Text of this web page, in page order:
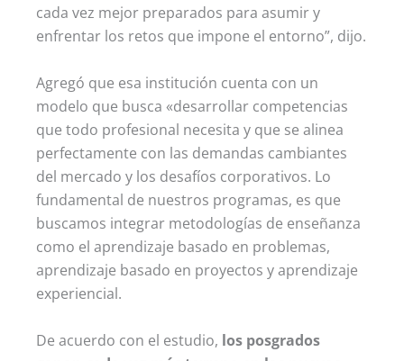
cada vez mejor preparados para asumir y
enfrentar los retos que impone el entorno”, dijo.
Agregó que esa institución cuenta con un
modelo que busca «desarrollar competencias
que todo profesional necesita y que se alinea
perfectamente con las demandas cambiantes
del mercado y los desafíos corporativos. Lo
fundamental de nuestros programas, es que
buscamos integrar metodologías de enseñanza
como el aprendizaje basado en problemas,
aprendizaje basado en proyectos y aprendizaje
experiencial.
De acuerdo con el estudio, los posgrados